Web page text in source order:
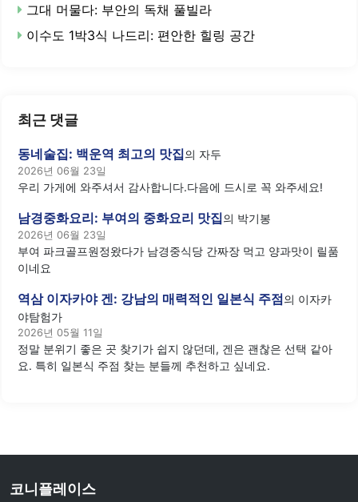
그대 머물다: 부안의 독채 풀빌라
이수도 1박3식 나드리: 편안한 힐링 공간
최근 댓글
동네술집: 백운역 최고의 맛집의 자두
2026년 06월 23일
우리 가게에 와주셔서 감사합니다.다음에 드시로 꼭 와주세요!
남경중화요리: 부여의 중화요리 맛집의 박기봉
2026년 06월 23일
부여 파크골프원정왔다가 남경중식당 간짜장 먹고 양과맛이 릴품
이네요
역삼 이자카야 겐: 강남의 매력적인 일본식 주점의 이자카
야탐험가
2026년 05월 11일
정말 분위기 좋은 곳 찾기가 쉽지 않던데, 겐은 괜찮은 선택 같아
요. 특히 일본식 주점 찾는 분들께 추천하고 싶네요.
코니플레이스